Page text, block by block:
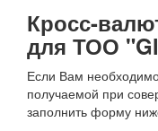
Кросс-
для ТОО
Если Вам
получаемой при
заполнить форму